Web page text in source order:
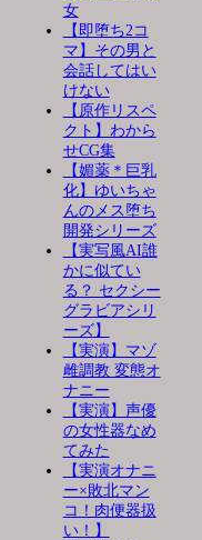
女
【即堕ち2コ
マ】その男と
会話してはい
けない
【原作リスペ
クト】わから
せCG集
【媚薬＊巨乳
化】ゆいちゃ
んのメス堕ち
開発シリーズ
【実写風AI誰
かに似てい
る？ セクシー
グラビアシリ
ーズ】
【実演】マゾ
雌調教 変態オ
ナニー
【実演】声優
の女性器なめ
てみた
【実演オナニ
ー×敗北マン
コ！肉便器扱
い！】